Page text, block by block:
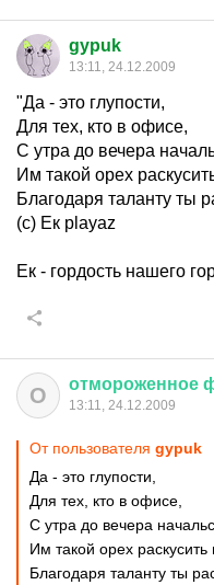
gypuk
13:11, 24.12.2009
"Да - это глупости,
Для тех, кто в офисе,
С утра до вечера
Им такой орех
Благодаря таланту ты
(с) Ек playaz
Ек - гордость нашего
О отмороженное
13:11, 24.12.2009
От пользователя gypuk
Да - это глупости,
Для тех, кто в офисе,
С утра до вечера
Им такой орех раскусить
Благодаря таланту ты